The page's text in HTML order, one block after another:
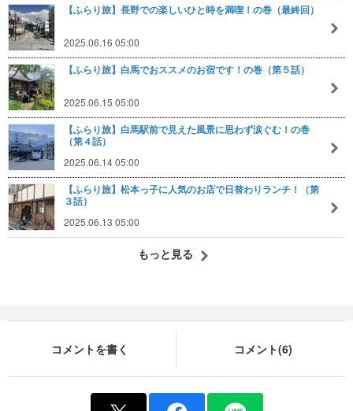
【ふらり旅】長野での楽しいひと時を満喫！の巻（最終回）
2025.06.16 05:00
【ふらり旅】白馬でおススメのお宿です！の巻（第５話）
2025.06.15 05:00
【ふらり旅】白馬駅前で見えた風景に思わず涙ぐむ！の巻
（第４話）
2025.06.14 05:00
【ふらり旅】松本っ子に人気のお店で日替わりランチ！（第
３話）
2025.06.13 05:00
もっと見る
コメントを書く コメント(6)